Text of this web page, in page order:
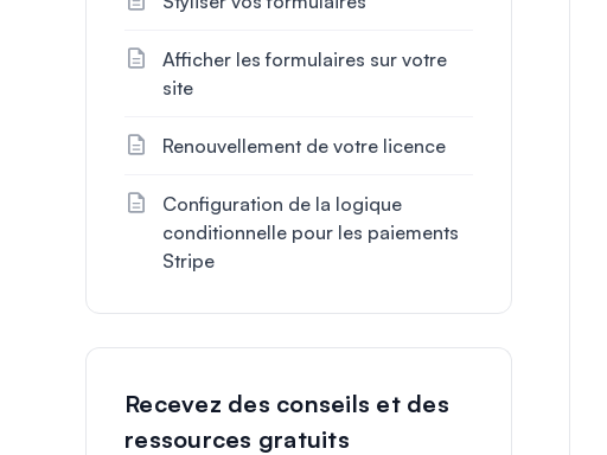
Afficher les formulaires sur votre
site
Renouvellement de votre licence
Configuration de la logique
conditionnelle pour les paiements
Stripe
Recevez des conseils et des
ressources gratuits